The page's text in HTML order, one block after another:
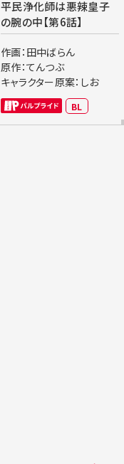
平民浄化師は悪辣皇子
の腕の中【第6話】
作画：田中ばらん
原作：てんつぶ
キャラクター原案：しお
BL